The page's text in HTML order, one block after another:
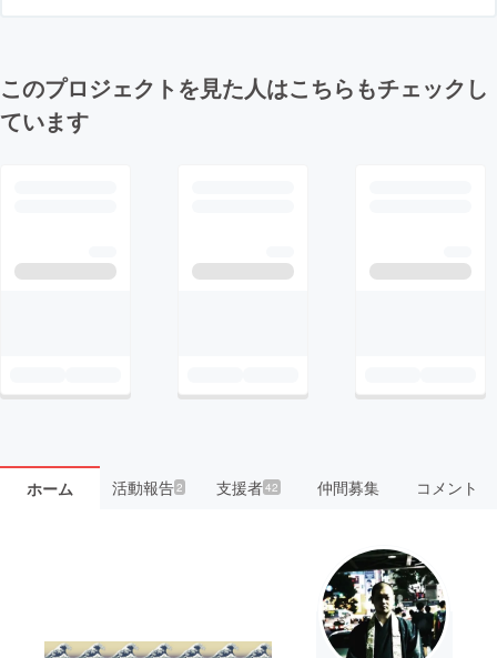
このプロジェクトを見た人はこちらもチェックし
ています
ホーム 活動報告2 支援者42 仲間募集 コメント